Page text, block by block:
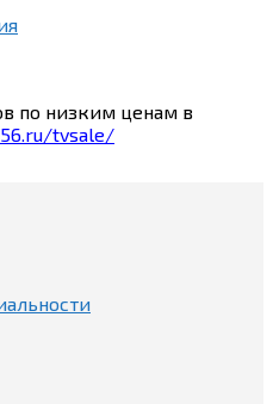
по низким ценам в
tvsale/